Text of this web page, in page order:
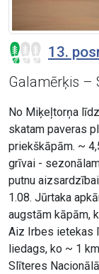
13.
Galamērķis –
No Miķeļtorņa
skatam paveras
priekškāpām. ~
grīvai -
putnu
1.08. Jūrtaka
augstām kāpām,
Aiz Irbes ietekas
liedags, ko ~ 1
Slīteres